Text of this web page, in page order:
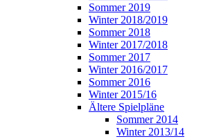
Sommer 2019
Winter 2018/2019
Sommer 2018
Winter 2017/2018
Sommer 2017
Winter 2016/2017
Sommer 2016
Winter 2015/16
Ältere Spielpläne
Sommer 2014
Winter 2013/14